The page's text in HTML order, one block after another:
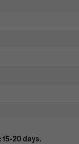
15-20 days.